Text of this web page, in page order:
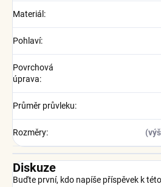
Materiál :
Pohlaví:
Povrchová
úprava:
Průměr průvleku:
Rozměry:
Diskuze
Buďte první, kdo napíše příspěvek k